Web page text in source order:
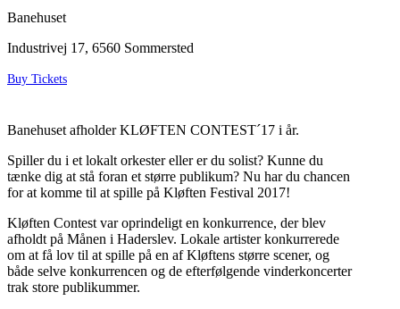
Banehuset
Industrivej 17, 6560 Sommersted
Buy Tickets
Banehuset afholder KLØFTEN CONTEST´17 i år.
Spiller du i et lokalt orkester eller er du solist? Kunne du
tænke dig at stå foran et større publikum? Nu har du chancen
for at komme til at spille på Kløften Festival 2017!
Kløften Contest var oprindeligt en konkurrence, der blev
afholdt på Månen i Haderslev. Lokale artister konkurrerede
om at få lov til at spille på en af Kløftens større scener, og
både selve konkurrencen og de efterfølgende vinderkoncerter
trak store publikummer.